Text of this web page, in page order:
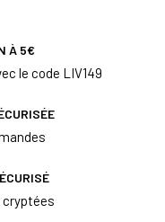
À 5€
le code LIV149